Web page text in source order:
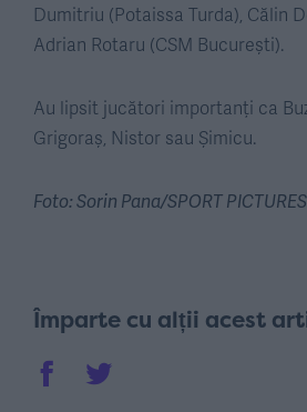
Dumitriu (Potaissa Turda), Călin
Adrian Rotaru (CSM București).
Au lipsit jucători importanți ca
Grigoraș, Nistor sau Șimicu.
Foto: Sorin Pana/SPORT PICTURES
Împarte cu alții acest